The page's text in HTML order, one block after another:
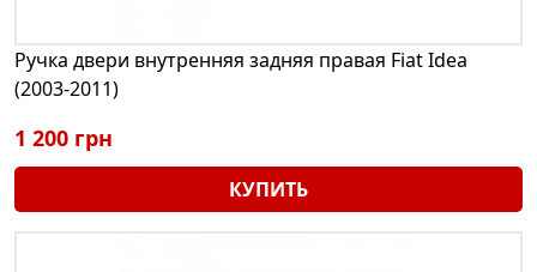
Ручка двери внутренняя задняя правая Fiat Idea
(2003-2011)
1 200 грн
КУПИТЬ